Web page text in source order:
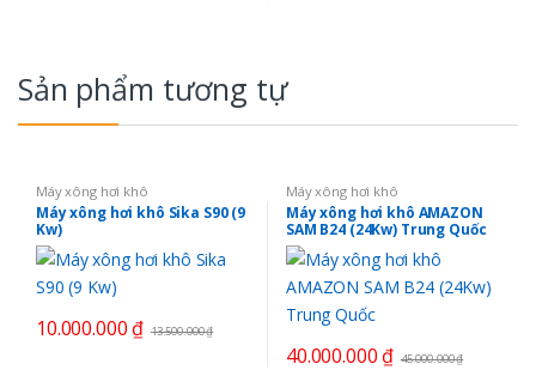
Sản phẩm tương tự
Máy xông hơi khô
Máy xông hơi khô Sika S90 (9
Kw)
10.000.000 ₫ 13.500.000₫
Máy xông hơi khô
Máy xông hơi khô AMAZON
SAM B24 (24Kw) Trung Quốc
40.000.000 ₫ 45.000.000₫